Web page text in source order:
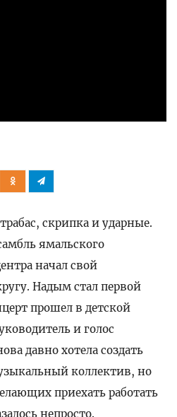
скрипка и ударные.
ямальского
начал свой
Надым стал первой
прошел в детской
и голос
давно хотела создать
коллектив, но
приехать работать
непросто.